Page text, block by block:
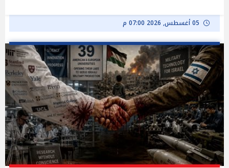
05 أغسطس, 2026 07:00 م